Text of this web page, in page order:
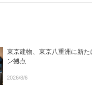
東京建物、東京八重洲に新た
ン拠点
2026/8/6